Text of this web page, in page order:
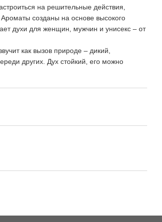
на решительные действия,
созданы на основе высокого
духи для женщин, мужчин и унисекс – от
как вызов природе – дикий,
других. Дух стойкий, его можно